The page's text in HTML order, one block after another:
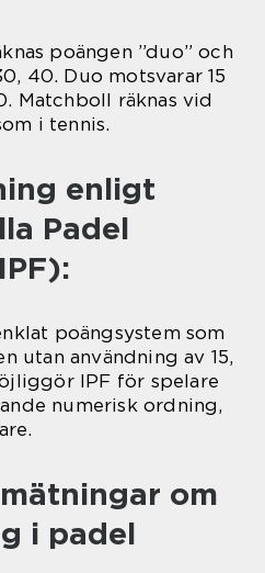
poängen ”duo” och
40. Duo motsvarar 15
Matchboll räknas vid
i tennis.
enligt
Padel
poängsystem som
utan användning av 15,
IPF för spelare
numerisk ordning,
om
i padel